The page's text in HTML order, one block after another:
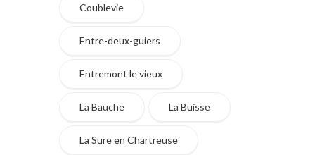
Coublevie
Entre-deux-guiers
Entremont le vieux
La Bauche La Buisse
La Sure en Chartreuse